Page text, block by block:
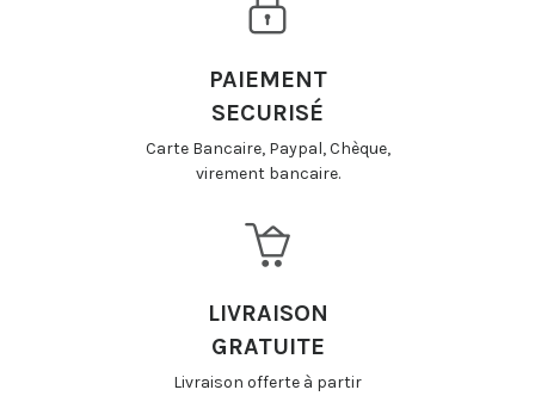
PAIEMENT
SECURISÉ
Carte Bancaire, Paypal, Chèque,
virement bancaire.
LIVRAISON
GRATUITE
Livraison offerte à partir